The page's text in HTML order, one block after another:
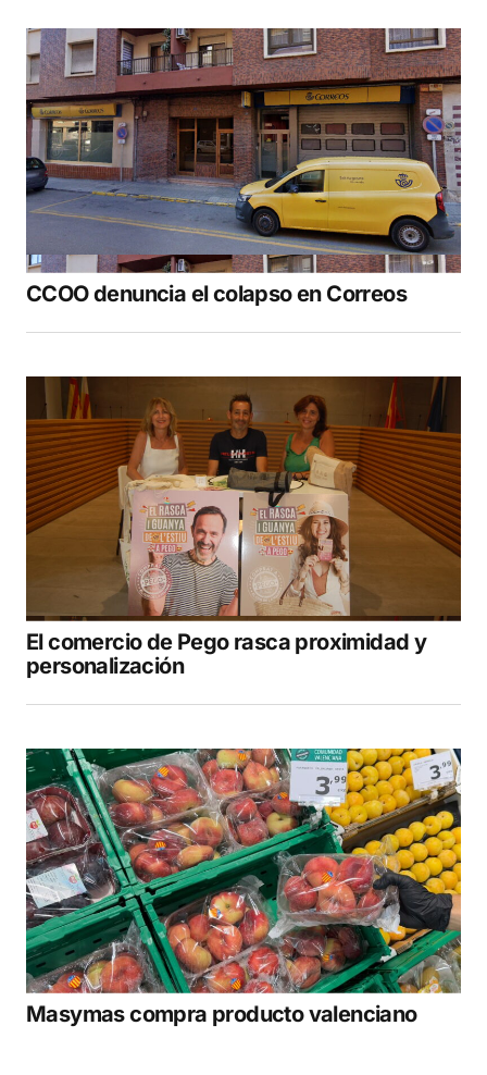
CCOO denuncia el colapso en Correos
El comercio de Pego rasca proximidad y
personalización
Masymas compra producto valenciano